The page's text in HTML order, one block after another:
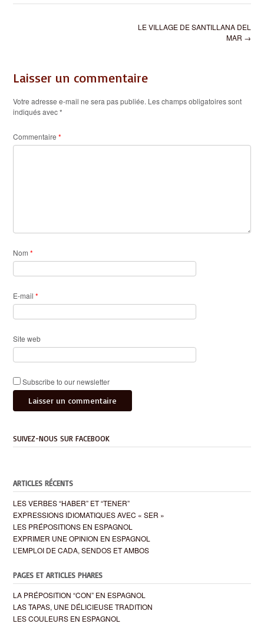
LE VILLAGE DE SANTILLANA DEL
MAR →
Laisser un commentaire
Votre adresse e-mail ne sera pas publiée. Les champs obligatoires sont
indiqués avec*
Commentaire *
Nom *
E-mail *
Site web
Subscribe to our newsletter
SUIVEZ-NOUS SUR FACEBOOK
ARTICLES RÉCENTS
LES VERBES “HABER” ET “TENER”
EXPRESSIONS IDIOMATIQUES AVEC « SER »
LES PRÉPOSITIONS EN ESPAGNOL
EXPRIMER UNE OPINION EN ESPAGNOL
L’EMPLOI DE CADA, SENDOS ET AMBOS
PAGES ET ARTICLES PHARES
LA PRÉPOSITION “CON” EN ESPAGNOL
LAS TAPAS, UNE DÉLICIEUSE TRADITION
LES COULEURS EN ESPAGNOL